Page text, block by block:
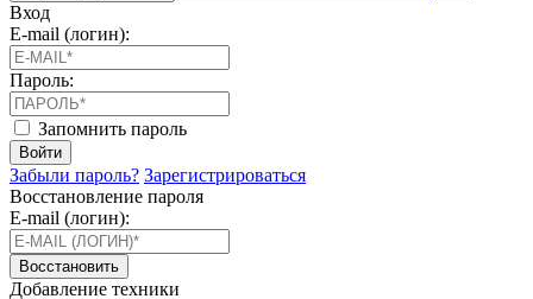
Вход
E-mail (логин):
Пароль:
Запомнить пароль
Войти
Забыли пароль? Зарегистрироваться
Восстановление пароля
E-mail (логин):
Восстановить
Добавление техники